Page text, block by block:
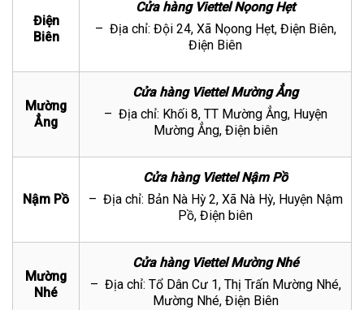
Điện
Biên
Cửa hàng Viettel Nọong Hẹt
– Địa chỉ: Đội 24, Xã Nọong Hẹt, Điện Biên,
Điện Biên
Mường
Ẳng
Cửa hàng Viettel Mường Ẳng
– Địa chỉ: Khối 8, TT Mường Ẳng, Huyện
Mường Ẳng, Điện biên
Nậm Pồ
Cửa hàng Viettel Nậm Pồ
– Địa chỉ: Bản Nà Hỳ 2, Xã Nà Hỳ, Huyện Nậm
Pồ, Điện biên
Mường
Nhé
Cửa hàng Viettel Mường Nhé
– Địa chỉ: Tổ Dân Cư 1, Thị Trấn Mường Nhé,
Mường Nhé, Điện Biên